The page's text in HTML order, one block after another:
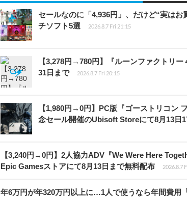
セールなのに「4,936円」、だけど“実は
チソフト5選
2026.8.7 Fri 21:15
【3,278円→780円】『ルーンファクトリ
31日まで
2026.8.7 Fri 20:15
【1,980円→0円】PC版『ゴーストリコン
念セール開催のUbisoft Storeにて8月13日
【3,240円→0円】2人協力ADV『We Were Here
Epic Gamesストアにて8月13日まで無料配布
2026.8.7
年6万円が年320万円以上に…1人で使うなら年間費用